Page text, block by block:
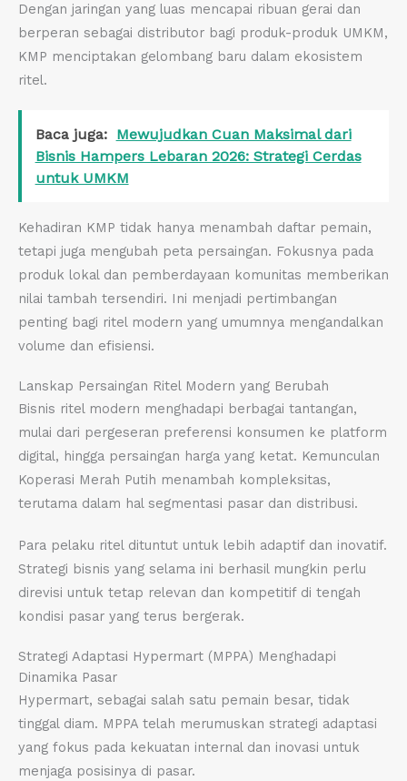
Dengan jaringan yang luas mencapai ribuan gerai dan
berperan sebagai distributor bagi produk-produk UMKM,
KMP menciptakan gelombang baru dalam ekosistem
ritel.
Baca juga:
Mewujudkan Cuan Maksimal dari
Bisnis Hampers Lebaran 2026: Strategi Cerdas
untuk UMKM
Kehadiran KMP tidak hanya menambah daftar pemain,
tetapi juga mengubah peta persaingan. Fokusnya pada
produk lokal dan pemberdayaan komunitas memberikan
nilai tambah tersendiri. Ini menjadi pertimbangan
penting bagi ritel modern yang umumnya mengandalkan
volume dan efisiensi.
Lanskap Persaingan Ritel Modern yang Berubah
Bisnis ritel modern menghadapi berbagai tantangan,
mulai dari pergeseran preferensi konsumen ke platform
digital, hingga persaingan harga yang ketat. Kemunculan
Koperasi Merah Putih menambah kompleksitas,
terutama dalam hal segmentasi pasar dan distribusi.
Para pelaku ritel dituntut untuk lebih adaptif dan inovatif.
Strategi bisnis yang selama ini berhasil mungkin perlu
direvisi untuk tetap relevan dan kompetitif di tengah
kondisi pasar yang terus bergerak.
Strategi Adaptasi Hypermart (MPPA) Menghadapi
Dinamika Pasar
Hypermart, sebagai salah satu pemain besar, tidak
tinggal diam. MPPA telah merumuskan strategi adaptasi
yang fokus pada kekuatan internal dan inovasi untuk
menjaga posisinya di pasar.